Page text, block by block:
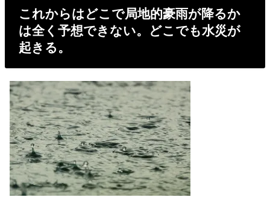
これからはどこで局地的豪雨が降るか
は全く予想できない。どこでも水災が
起きる。